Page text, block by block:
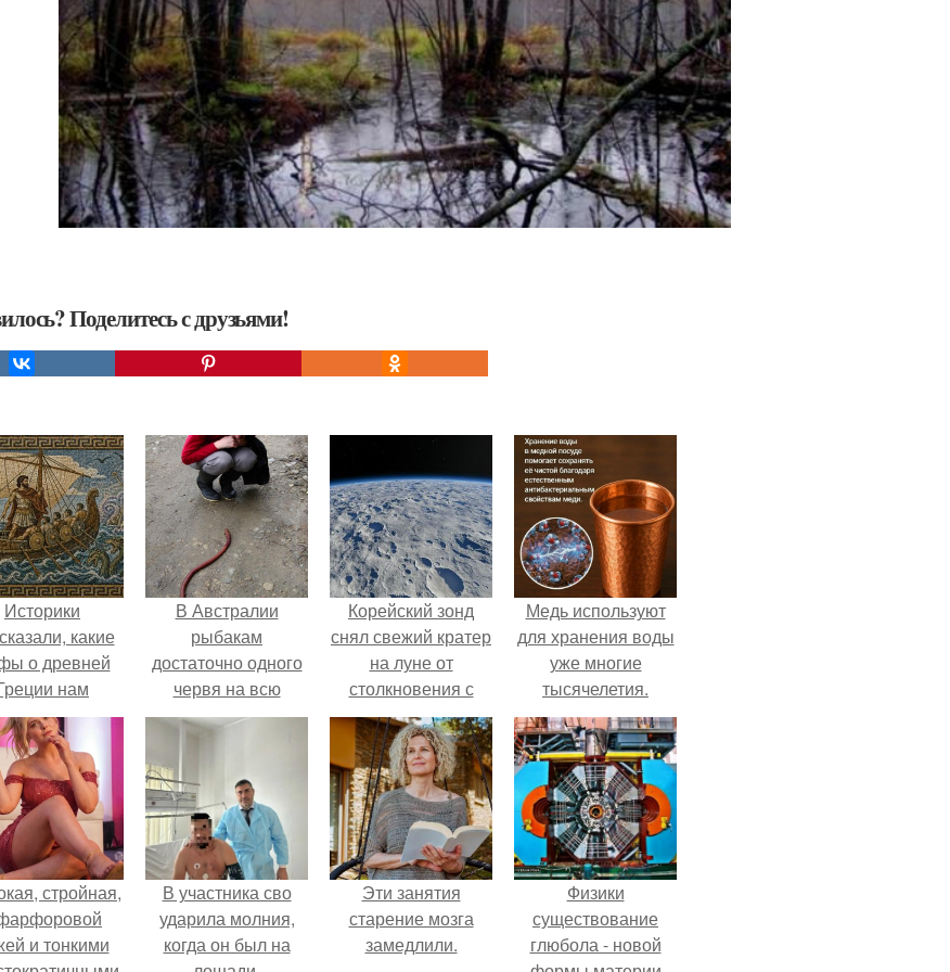
Поделитесь с друзьями!
Историки
какие
о древней
нам
кино.
В Австралии
рыбакам
достаточно одного
червя на всю
рыбалку.
Корейский зонд
снял свежий кратер
на луне от
столкновения с
обломком Falcon 9.
Медь используют
для хранения воды
уже многие
тысячелетия.
стройная,
и тонкими
В участника сво
ударила молния,
когда он был на
Эти занятия
старение мозга
замедлили.
Физики
существование
глюбола - новой